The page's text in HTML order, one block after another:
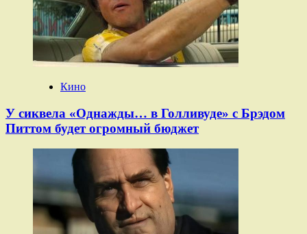
Кино
У сиквела «Однажды… в Голливуде» с Брэдом
Питтом будет огромный бюджет